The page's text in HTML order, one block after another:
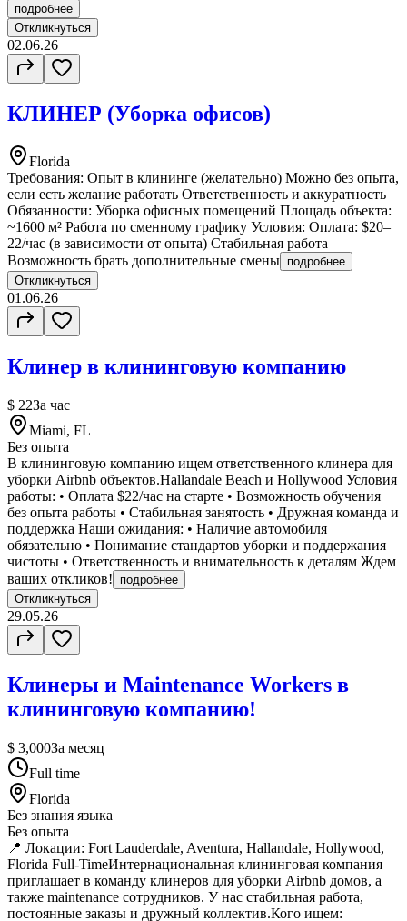
подробнее
Откликнуться
02.06.26
КЛИНЕР (Уборка офисов)
Florida
Требования: Опыт в клининге (желательно) Можно без опыта,
если есть желание работать Ответственность и аккуратность
Обязанности: Уборка офисных помещений Площадь объекта:
~1600 м² Работа по сменному графику Условия: Оплата: $20–
22/час (в зависимости от опыта) Стабильная работа
Возможность брать дополнительные смены подробнее
Откликнуться
01.06.26
Клинер в клининговую компанию
$ 22За час
Miami, FL
Без опыта
В клининговую компанию ищем ответственного клинера для
уборки Airbnb объектов.Hallandale Beach и Hollywood Условия
работы: • Оплата $22/час на старте • Возможность обучения
без опыта работы • Стабильная занятость • Дружная команда и
поддержка Наши ожидания: • Наличие автомобиля
обязательно • Понимание стандартов уборки и поддержания
чистоты • Ответственность и внимательность к деталям Ждем
ваших откликов!
подробнее
Откликнуться
29.05.26
Клинеры и Maintenance Workers в
клининговую компанию!
$ 3,000За месяц
Full time
Florida
Без знания языка
Без опыта
📍 Локации: Fort Lauderdale, Aventura, Hallandale, Hollywood,
Florida Full-TimeИнтернациональная клининговая компания
приглашает в команду клинеров для уборки Airbnb домов, а
также maintenance сотрудников. У нас стабильная работа,
постоянные заказы и дружный коллектив.Кого ищем: